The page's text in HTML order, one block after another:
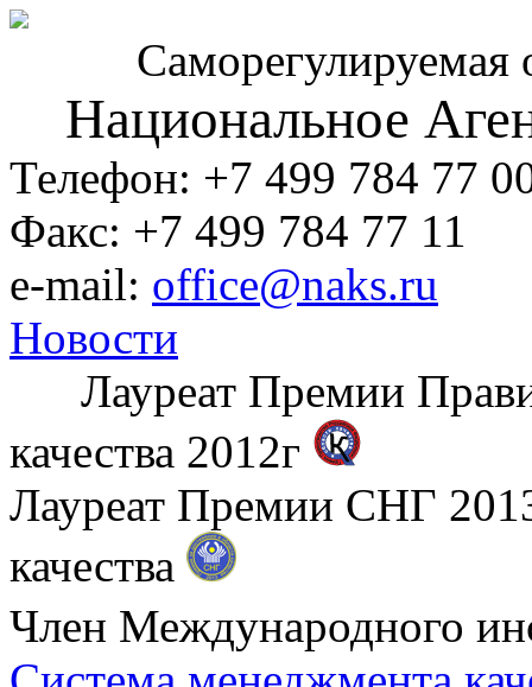
Саморегулируемая
Национальное
Телефон: +7 499 784 77
Факс: +7 499 784 77 11
e-mail: office@naks.ru
Новости
Лауреат Премии
качества 2012г
Лауреат Премии СНГ
качества
Член Международного